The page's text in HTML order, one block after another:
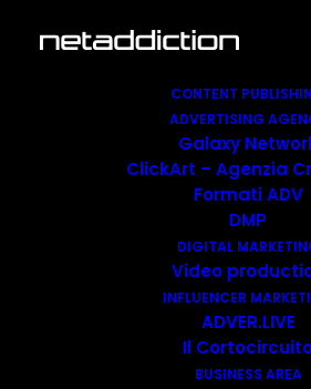
CONTENT
ADVERTISING
Galaxy
ClickArt – Agenzia
Formati ADV
DMP
DIGITAL
Video
INFLUENCER
ADVER.LIVE
Il
BUSINESS AREA